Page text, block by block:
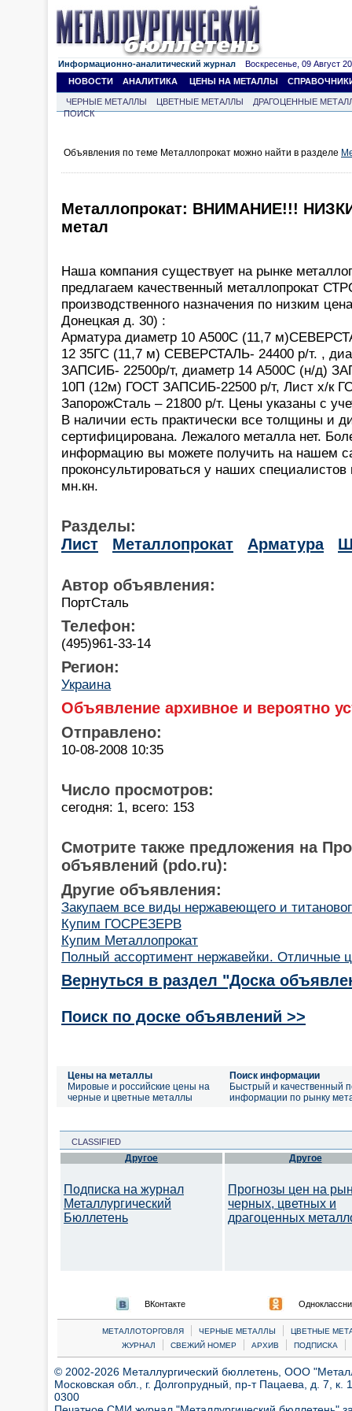
Информационно-аналитический журнал Воскресенье, 09 Август
НОВОСТИ
АНАЛИТИКА ЦЕНЫ НА МЕТАЛЛЫ
ЧЕРНЫЕ МЕТАЛЛЫ ЦВЕТНЫЕ МЕТАЛЛЫ
ДРАГОЦЕННЫЕ
ПОИСК
Объявления по теме Металлопрокат можно найти в разделе
Металлопрокат: ВНИМАНИЕ!!!
метал
Наша компания существует на рынке
предлагаем качественный металлопрокат
производственного назначения по низким
Донецкая д. 30) :
Арматура диаметр 10 А500С (11,7
12 35ГС (11,7 м) СЕВЕРСТАЛЬ- 24400 р/т. ,
ЗАПСИБ- 22500р/т, диаметр 14 А500С (н/д)
10П (12м) ГОСТ ЗАПСИБ-22500 р/т, Лист х/к
ЗапорожСталь – 21800 р/т. Цены указаны с
В наличии есть практически все толщины и
сертифицирована. Лежалого металла нет.
информацию вы можете получить на нашем
проконсультироваться у наших
мн.кн.
Разделы:
Лист
Металлопрокат Арматура
Автор объявления:
ПортСталь
Телефон:
(495)961-33-14
Регион:
Украина
Объявление архивное и вероятно
Отправлено:
10-08-2008 10:35
Число просмотров:
сегодня: 1, всего: 153
Смотрите также предложения на
объявлений (pdo.ru):
Другие объявления:
Закупаем все виды нержавеющего и
Купим ГОСРЕЗЕРВ
Купим Металлопрокат
Полный ассортимент нержавейки. Отличные
Вернуться в раздел "Доска
Поиск по доске объявлений >>
Цены на металлы
Мировые и российские цены на
черные и цветные металлы
Поиск информации
Быстрый и качественный
информации по рынку
CLASSIFIED
Другое
Подписка на журнал
Металлургический
Бюллетень
Другое
Прогнозы цен на
черных, цветных и
драгоценных
ВКонтакте
МЕТАЛЛОТОРГОВЛЯ | ЧЕРНЫЕ МЕТАЛЛЫ |
ЦВЕТНЫЕ
ЖУРНАЛ
| СВЕЖИЙ НОМЕР | АРХИВ | ПОДПИСКА |
© 2002-2026 Металлургический бюллетень, ООО
Московская обл., г. Долгопрудный, пр-т Пацаева, д. 7,
0300